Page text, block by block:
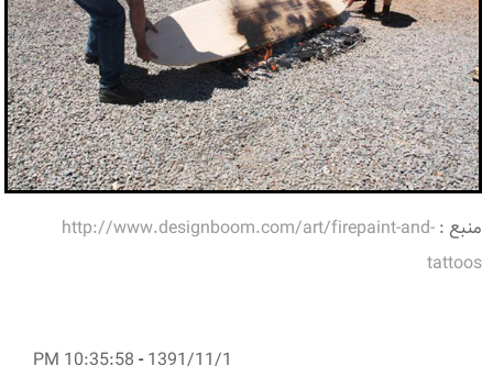
منبع :http://www.designboom.com/art/firepaint-and-
tattoos
1391/11/1
-
10:35:58 PM